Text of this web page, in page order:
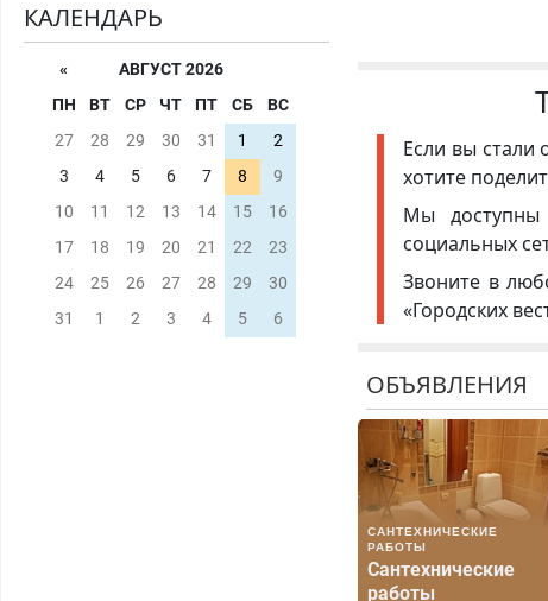
Если вы стали
хотите
Мы
социальных
Звоните в
«Городских
ОБЪЯВЛЕНИЯ
САНТЕХНИЧЕСКИЕ
РАБОТЫ
Сантехнические
работы
КАЛЕНДАРЬ
«
АВГУСТ 2026
ПН
ВТ СР ЧТ ПТ СБ
ВС
27
28 29 30 31 1
2
3
4 5 6 7 8
9
10
11 12 13 14 15
16
17
18 19 20 21 22
23
24
25 26 27 28 29
30
31
1 2 3 4 5 6